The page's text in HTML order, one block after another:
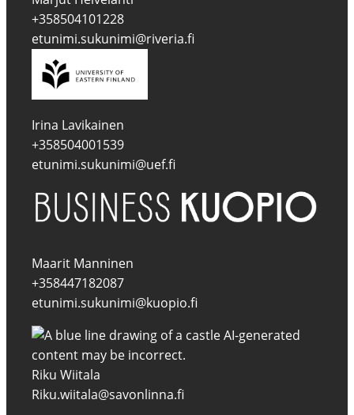
+358504101228
etunimi.sukunimi@riveria.fi
Irina Lavikainen
+358504001539
etunimi.sukunimi@uef.fi
Maarit Manninen
+358447182087
etunimi.sukunimi@kuopio.fi
Riku Wiitala
Riku.wiitala@savonlinna.fi